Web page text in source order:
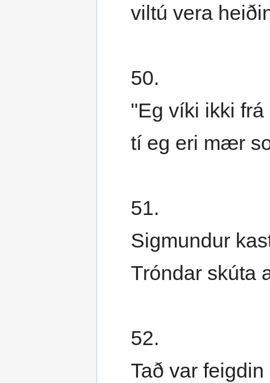
viltú vera
50.
"Eg víki ikki
tí eg eri mær
51.
Sigmundur
Tróndar skúta
52.
Tað var